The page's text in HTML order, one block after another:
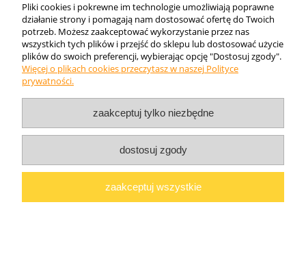
Ze względu na szeroką gamę produktów oferowanych przez firmę
DIAMOS sp. j. sklep internetowy oferuje tylko ich część. Jeśli nie
znaleźli Państwo tutaj tego czego szukali zachęcamy do kontaktu
telefonicznego lub mailowego. Postaramy się dobrać odpowiedni
Liliana Lewandowska i Wspólnicy Sp.J.
47-420 Kuźnia Raciborska NIP: 639-200-38-05
Telefon: 32 454 40 50
pokaż pełną wersję strony
Sklep internetowy Shoper.pl
Pliki cookies i pokrewne im technologie umożliwiają poprawne
działanie strony i pomagają nam dostosować ofertę do Twoich
potrzeb. Możesz zaakceptować wykorzystanie przez nas
wszystkich tych plików i przejść do sklepu lub dostosować użycie
plików do swoich preferencji, wybierając opcję "Dostosuj zgody".
Więcej o plikach cookies przeczytasz w naszej Polityce
prywatności.
zaakceptuj tylko niezbędne
dostosuj zgody
zaakceptuj wszystkie